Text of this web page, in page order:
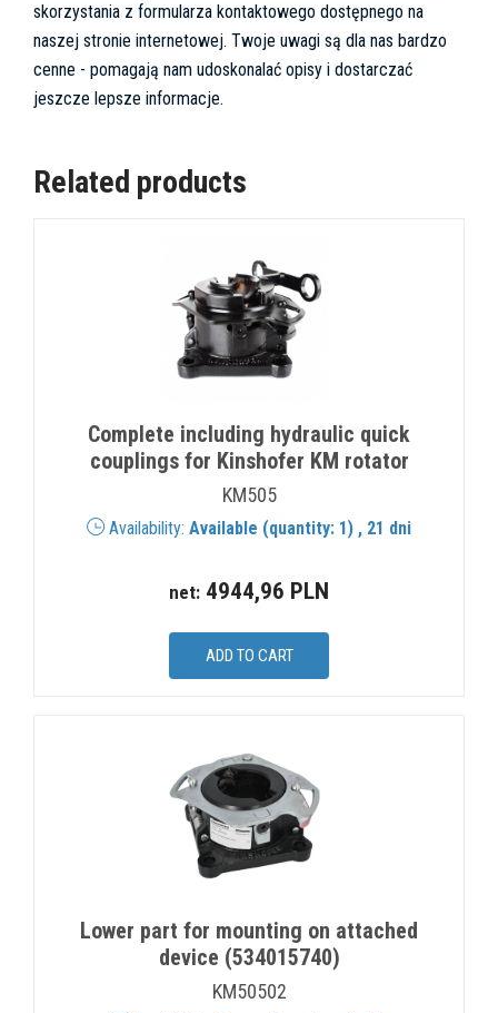
skorzystania z formularza kontaktowego dostępnego na
naszej stronie internetowej. Twoje uwagi są dla nas bardzo
cenne - pomagają nam udoskonalać opisy i dostarczać
jeszcze lepsze informacje.
Related products
Complete including hydraulic quick
couplings for Kinshofer KM rotator
KM505
Availability: Available (quantity: 1) , 21 dni
net: 4944,96 PLN
Lower part for mounting on attached
device (534015740)
KM50502